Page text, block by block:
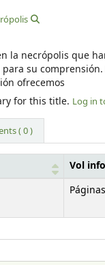
la necrópolis que
su
ofrecemos
for this title. Log in
( 0 )
Vol info